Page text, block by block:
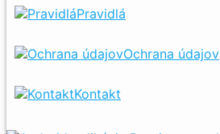
Pravidlá
Ochrana údajov
Kontakt